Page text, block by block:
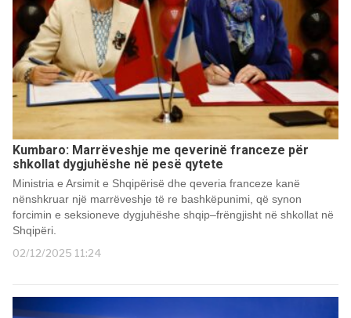
Kumbaro: Marrëveshje me qeverinë franceze për
shkollat dygjuhëshe në pesë qytete
Ministria e Arsimit e Shqipërisë dhe qeveria franceze kanë
nënshkruar një marrëveshje të re bashkëpunimi, që synon
forcimin e seksioneve dygjuhëshe shqip–frëngjisht në shkollat në
Shqipëri.
02/12/2025 11:24